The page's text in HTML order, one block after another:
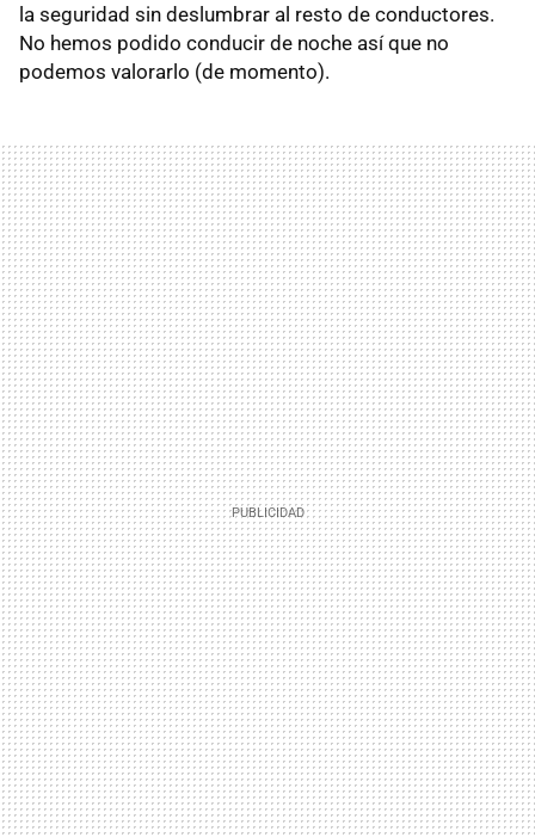
la seguridad sin deslumbrar al resto de conductores.
No hemos podido conducir de noche así que no
podemos valorarlo (de momento).